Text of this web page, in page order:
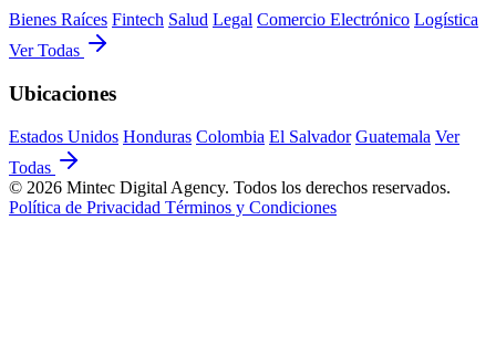
Bienes Raíces Fintech Salud Legal Comercio Electrónico Logística
Ver Todas
Ubicaciones
Estados Unidos Honduras Colombia El Salvador Guatemala Ver
Todas
© 2026 Mintec Digital Agency. Todos los derechos reservados.
Política de Privacidad Términos y Condiciones